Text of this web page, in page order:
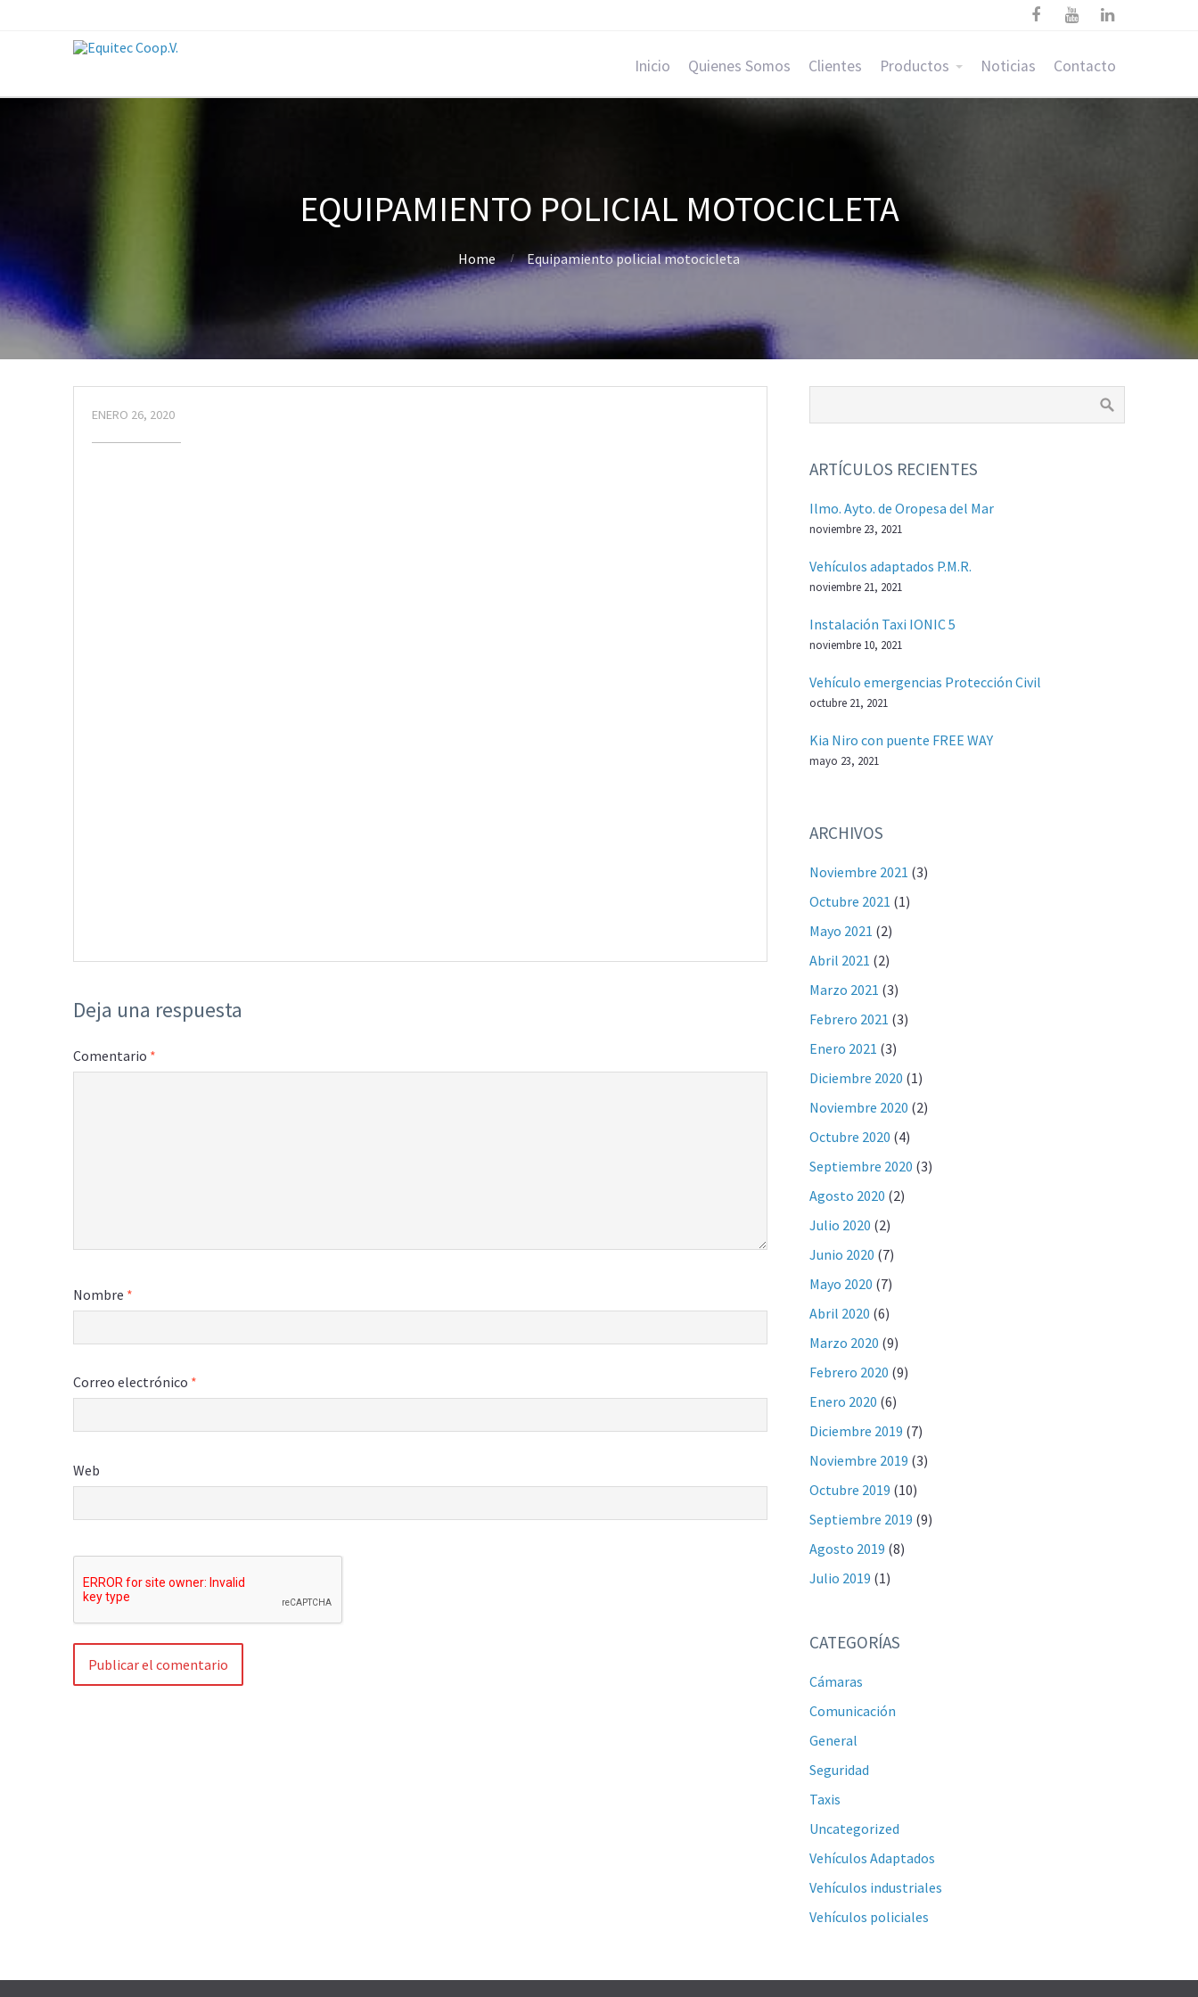
  
Inicio Quienes Somos Clientes Productos Noticias Contacto
EQUIPAMIENTO POLICIAL MOTOCICLETA
Home Equipamiento policial motocicleta
ENERO 26, 2020
Deja una respuesta
Comentario *
Nombre *
Correo electrónico *
Web
ARTÍCULOS RECIENTES
Ilmo. Ayto. de Oropesa del Mar
noviembre 23, 2021
Vehículos adaptados P.M.R.
noviembre 21, 2021
Instalación Taxi IONIC 5
noviembre 10, 2021
Vehículo emergencias Protección Civil
octubre 21, 2021
Kia Niro con puente FREE WAY
mayo 23, 2021
ARCHIVOS
Noviembre 2021 (3)
Octubre 2021 (1)
Mayo 2021 (2)
Abril 2021 (2)
Marzo 2021 (3)
Febrero 2021 (3)
Enero 2021 (3)
Diciembre 2020 (1)
Noviembre 2020 (2)
Octubre 2020 (4)
Septiembre 2020 (3)
Agosto 2020 (2)
Julio 2020 (2)
Junio 2020 (7)
Mayo 2020 (7)
Abril 2020 (6)
Marzo 2020 (9)
Febrero 2020 (9)
Enero 2020 (6)
Diciembre 2019 (7)
Noviembre 2019 (3)
Octubre 2019 (10)
Septiembre 2019 (9)
Agosto 2019 (8)
Julio 2019 (1)
CATEGORÍAS
Cámaras
Comunicación
General
Seguridad
Taxis
Uncategorized
Vehículos Adaptados
Vehículos industriales
Vehículos policiales